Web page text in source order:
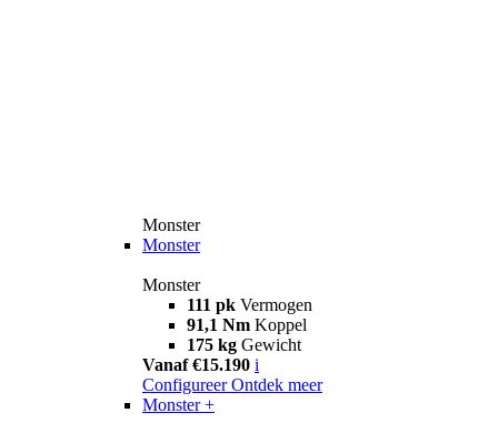
Monster
Monster
Monster
111 pk Vermogen
91,1 Nm Koppel
175 kg Gewicht
Vanaf €15.190 i
Configureer Ontdek meer
Monster +